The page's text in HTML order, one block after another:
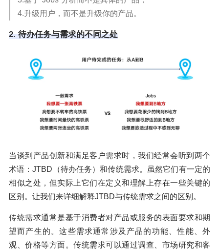
4.升级用户，而不是升级你的产品。
2. 待办任务与需求的不同之处
当谈到产品创新和满足客户需求时，我们经常会听到两个
术语：JTBD（待办任务）和传统需求。虽然它们有一定的
相似之处，但实际上它们在定义和理解上存在一些关键的
区别。让我们来详细解释JTBD与传统需求之间的区别。
传统需求通常是基于消费者对产品或服务的表面要求和期
望而产生的。这些需求通常涉及产品的功能、性能、外
观、价格等方面。传统需求可以通过调查、市场研究和客